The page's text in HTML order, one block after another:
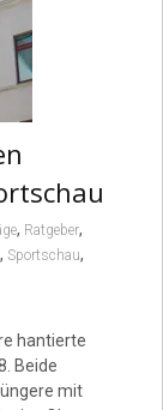
, Ratgeber,
, Sportschau,
hantierte
Beide
mit